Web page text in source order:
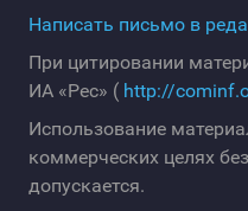
Написать письмо в
При цитировании
ИА «Рес» ( http://
Использование
коммерческих целях
допускается.